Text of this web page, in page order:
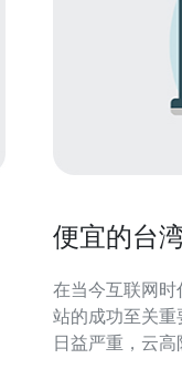
便宜的台
在当今互联网时
站的成功至关重
日益严重，云